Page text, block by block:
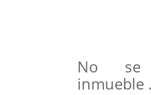
No se
inmueble .